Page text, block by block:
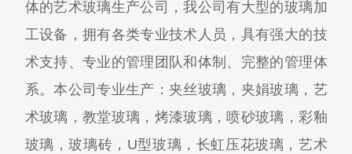
体的艺术玻璃生产公司，我公司有大型的玻璃加
工设备，拥有各类专业技术人员，具有强大的技
术支持、专业的管理团队和体制、完整的管理体
系。本公司专业生产：夹丝玻璃，夹娟玻璃，艺
术玻璃，教堂玻璃，烤漆玻璃，喷砂玻璃，彩釉
玻璃，玻璃砖，U型玻璃，长虹压花玻璃，艺术